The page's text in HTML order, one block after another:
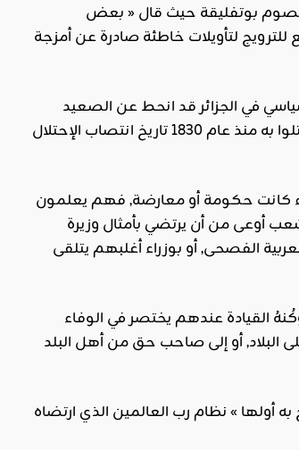
بوتفليقة حيث قال « بعض
لتأويلات خاطئة صادرة عن أمزجة
الحقيقي للقضية الرئيسية التي تشغل أهل الجزائر والتي هي سبب كلّ بلاياهم ومآسيهم: النظام الذي ابتلوا به منذ عام 1830 تاريخ انتصاب الإحتلال
كانت حكومة أو معارضة, فهم يعلمون
أوعى من أن يرتضي بأمثال وزيرة
الفصحى, أو بوزراء أغلبهم يتلقى
القيادة عندهم يختصر في الوفاء
البلاد, أو إلى صاحب حق من أهل البلد
أولها » نظام رب العالمين الذي ارتضاه